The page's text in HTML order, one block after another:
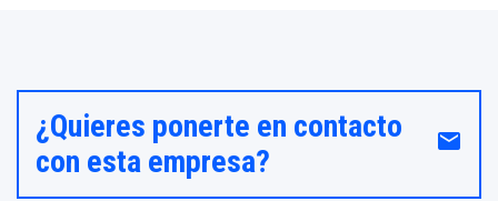
¿Quieres ponerte en contacto
con esta empresa?
email